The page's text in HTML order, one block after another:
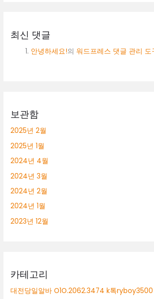
최신 댓글
안녕하세요!의워드프레스 댓글 관리 도
보관함
2025년 2월
2025년 1월
2024년 4월
2024년 3월
2024년 2월
2024년 1월
2023년 12월
카테고리
대전당일알바 O1O.2062.3474 k톡ryboy3500